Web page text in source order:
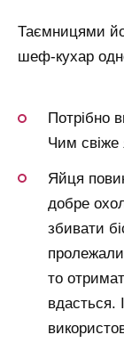
Таємницями
шеф-кухар
Потрібно
Чим свіже
Яйця
добре
збивати
то
вдасться.